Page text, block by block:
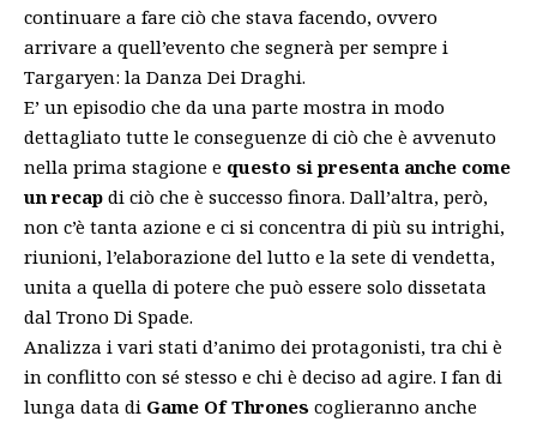
continuare a fare ciò che stava facendo, ovvero
arrivare a quell’evento che segnerà per sempre i
Targaryen: la Danza Dei Draghi.
E’ un episodio che da una parte mostra in modo
dettagliato tutte le conseguenze di ciò che è avvenuto
nella prima stagione e questo si presenta anche come
un recap di ciò che è successo finora. Dall’altra, però,
non c’è tanta azione e ci si concentra di più su intrighi,
riunioni, l’elaborazione del lutto e la sete di vendetta,
unita a quella di potere che può essere solo dissetata
dal Trono Di Spade.
Analizza i vari stati d’animo dei protagonisti, tra chi è
in conflitto con sé stesso e chi è deciso ad agire. I fan di
lunga data di Game Of Thrones coglieranno anche